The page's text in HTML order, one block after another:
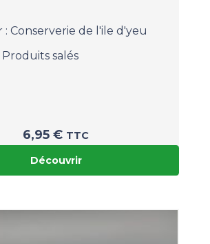
: Conserverie de l'ile d'yeu
Produits salés
6,95 € TTC
Découvrir